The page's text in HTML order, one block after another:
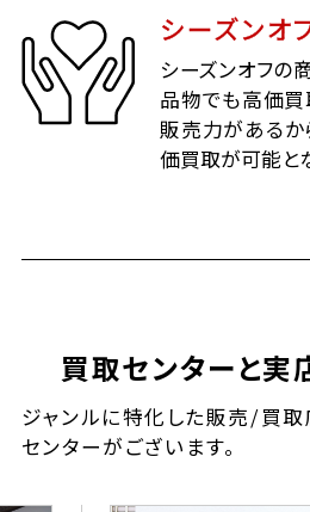
シーズンオ
シーズンオフの
品物でも高価買
販売力があるか
価買取が可能と
買取センターと実
ジャンルに特化した販売/買
センターがございます。